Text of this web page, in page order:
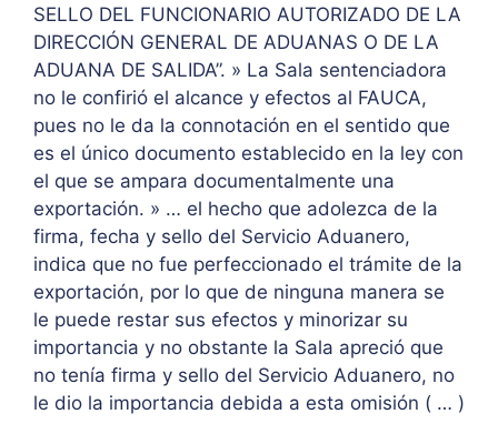
SELLO DEL FUNCIONARIO AUTORIZADO DE LA
DIRECCIÓN GENERAL DE ADUANAS O DE LA
ADUANA DE SALIDA”. » La Sala sentenciadora
no le confirió el alcance y efectos al FAUCA,
pues no le da la connotación en el sentido que
es el único documento establecido en la ley con
el que se ampara documentalmente una
exportación. » … el hecho que adolezca de la
firma, fecha y sello del Servicio Aduanero,
indica que no fue perfeccionado el trámite de la
exportación, por lo que de ninguna manera se
le puede restar sus efectos y minorizar su
importancia y no obstante la Sala apreció que
no tenía firma y sello del Servicio Aduanero, no
le dio la importancia debida a esta omisión ( … )